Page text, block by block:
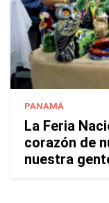
PANAMÁ
La Feria
corazón de
nuestra